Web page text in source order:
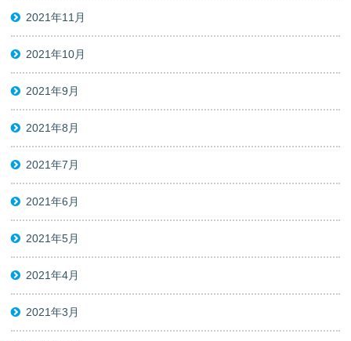
2021年11月
2021年10月
2021年9月
2021年8月
2021年7月
2021年6月
2021年5月
2021年4月
2021年3月